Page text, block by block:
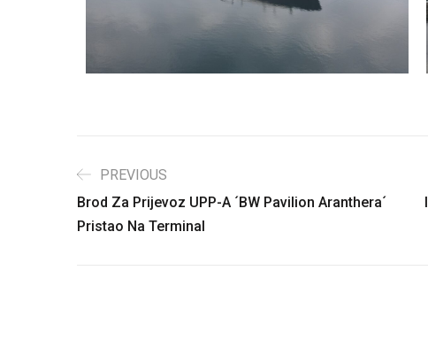
PREVIOUS
Brod Za Prijevoz UPP-A ´BW Pavilion Aranthera´
Pristao Na Terminal